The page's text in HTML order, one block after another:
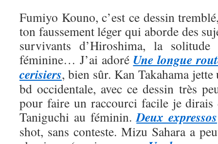
Fumiyo Kouno, c’est ce dessin
ton faussement léger qui aborde des
survivants d’Hiroshima, la
féminine… J’ai adoré Une longue
cerisiers, bien sûr. Kan Takahama
bd occidentale, avec ce dessin très
pour faire un raccourci facile je dirais
Taniguchi au féminin.Deux expressos
shot, sans conteste. Mizu Sahara a